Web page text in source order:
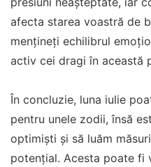
afecta starea voastră de
mențineți echilibrul
activ cei dragi în această
În concluzie, luna iulie
pentru unele zodii, însă
optimiști și să luăm
potențial. Acesta poate